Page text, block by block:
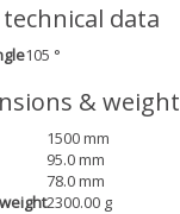
data
105 °
& weight
1500 mm
95.0 mm
78.0 mm
2300.00 g